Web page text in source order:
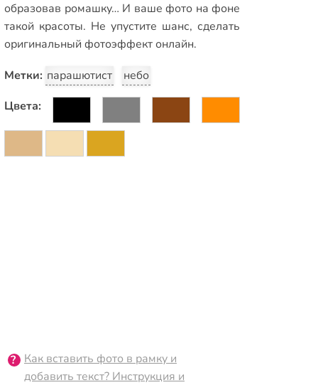
образовав ромашку… И ваше фото на фоне
такой красоты. Не упустите шанс, сделать
оригинальный фотоэффект онлайн.
Метки: парашютист
небо
Цвета:
Как вставить фото в рамку и
добавить текст? Инструкция и